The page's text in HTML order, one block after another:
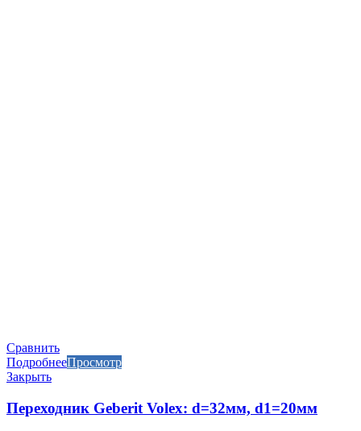
Сравнить
ПодробнееПросмотр
Закрыть
Переходник Geberit Volex: d=32мм, d1=20мм